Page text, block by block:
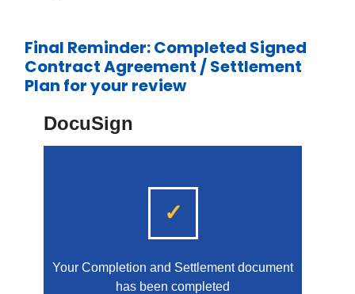
Final Reminder: Completed Signed
Contract Agreement / Settlement
Plan for your review
DocuSign
✓
Your Completion and Settlement document
has been completed